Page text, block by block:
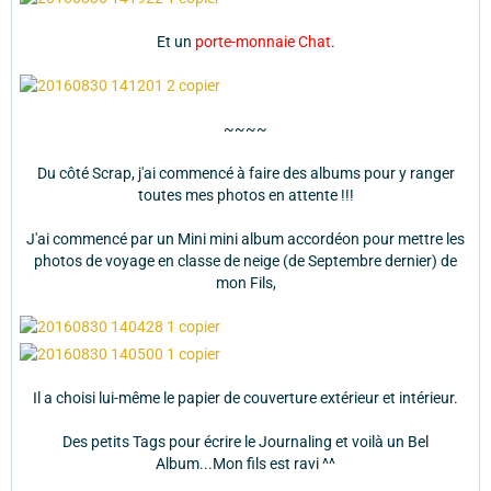
Et un porte-monnaie Chat.
~~~~
Du côté Scrap, j'ai commencé à faire des albums pour y ranger
toutes mes photos en attente !!!
J'ai commencé par un Mini mini album accordéon pour mettre les
photos de voyage en classe de neige (de Septembre dernier) de
mon Fils,
Il a choisi lui-même le papier de couverture extérieur et intérieur.
Des petits Tags pour écrire le Journaling et voilà un Bel
Album...Mon fils est ravi ^^